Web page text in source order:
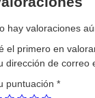
hay valoraciones
el primero en
dirección de correo
puntuación *